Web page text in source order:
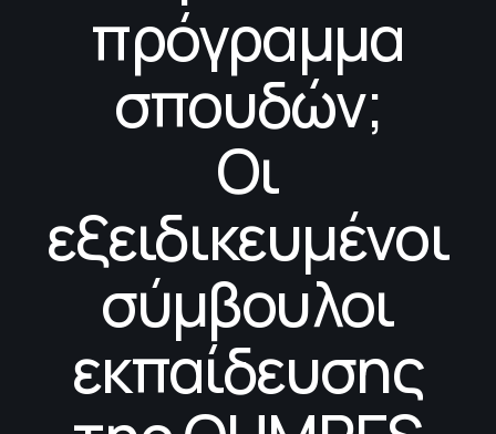
πρόγραμμα
σπουδών;
Οι
εξειδικευμένοι
σύμβουλοι
εκπαίδευσης